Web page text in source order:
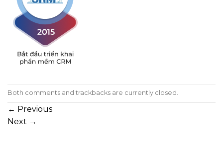
Both comments and trackbacks are currently closed.
← Previous
Next →